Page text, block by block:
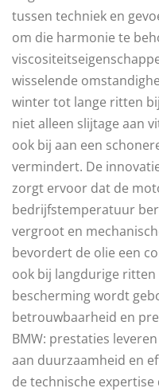
tussen techniek en
om die harmonie te
wisselende
winter tot lange ritten
niet alleen slijtage aan
ook bij aan een
vermindert. De
zorgt ervoor dat de
bedrijfstemperatuur
vergroot en
bevordert de olie een
ook bij langdurige
bescherming wordt
betrouwbaarheid en
BMW: prestaties
aan duurzaamheid en
de technische